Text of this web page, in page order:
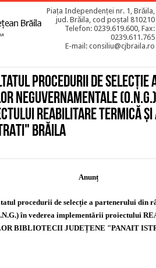
Piața Independenței nr. 1, Brăila,
jud. Brăila, cod poștal 810210
Telefon: 0239.619.600, Fax:
0239.611.765
E-mail: consiliu@cjbraila.ro
procedurii de selecție
neguvernamentale
REABILITARE TERMICĂ ȘI A
BRĂILA
Anunț
procedurii de selecție a partenerului din
în vederea implementării proiectului
BIBLIOTECII JUDEȚENE "PANAIT